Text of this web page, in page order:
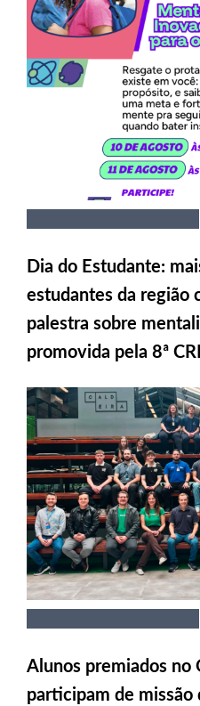
Dia do Estudante:
estudantes da região
palestra sobre
promovida pela 8ª
Alunos premiados no
participam de